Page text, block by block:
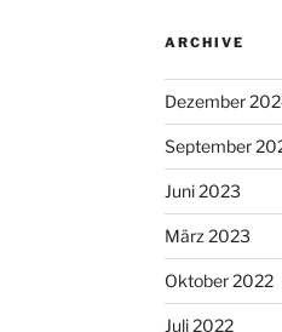
ARCHIVE
Dezember
September
Juni 2023
März 2023
Oktober 2022
Juli 2022